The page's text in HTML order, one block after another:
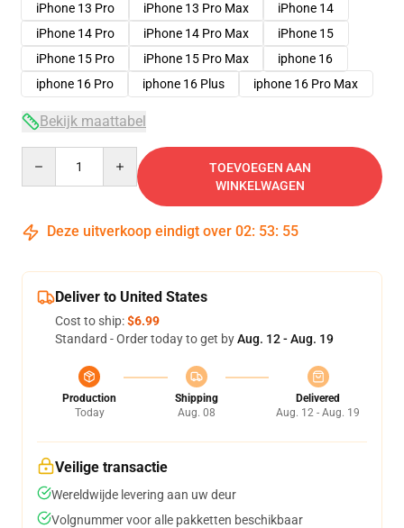
iPhone 13 Pro
iPhone 13 Pro Max
iPhone 14
iPhone 14 Pro
iPhone 14 Pro Max
iPhone 15
iPhone 15 Pro
iPhone 15 Pro Max
iphone 16
iphone 16 Pro
iphone 16 Plus iphone 16 Pro Max
Bekijk maattabel
TOEVOEGEN AAN
WINKELWAGEN
Deze uitverkoop eindigt over 02: 53: 54
Deliver to United States
Cost to ship:$6.99
Standard - Order today to get byAug. 12 - Aug. 19
Production
Today
Shipping
Aug. 08
Delivered
Aug. 12 - Aug. 19
Veilige transactie
Wereldwijde levering aan uw deur
Volgnummer voor alle pakketten beschikbaar